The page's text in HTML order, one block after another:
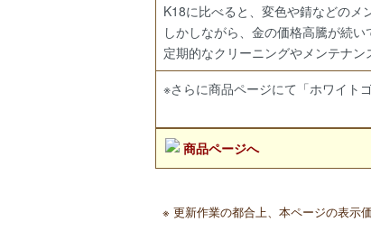
K18に比べると、変色や錆などのメ
しかしながら、金の価格高騰が続
定期的なクリーニングやメンテナ
※さらに商品ページにて「ホワイト
商品ページへ
※ 更新作業の都合上、本ページの表示